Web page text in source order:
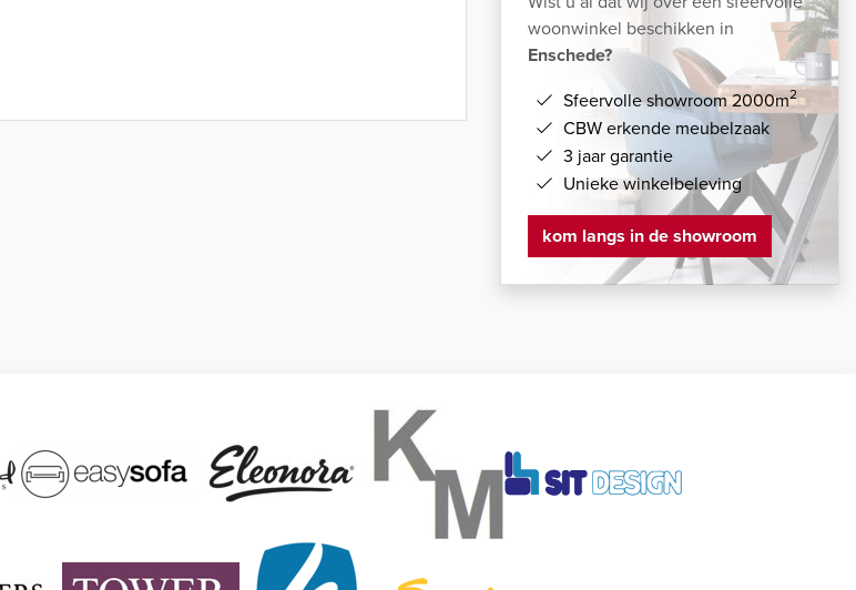
woonwinkel beschikken in
Enschede?
Sfeervolle showroom 2000m2
CBW erkende meubelzaak
3 jaar garantie
Unieke winkelbeleving
kom langs in de showroom